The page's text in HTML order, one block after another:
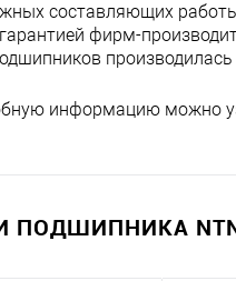
составляющих
фирм-
информацию можно
ПОДШИПНИКА